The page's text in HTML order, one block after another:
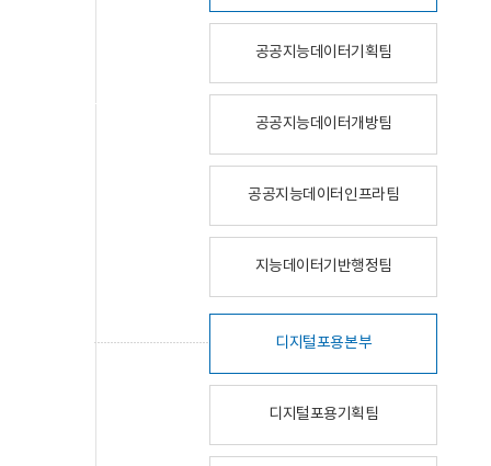
공공지능데이터기획팀
공공지능데이터개방팀
공공지능데이터인프라팀
지능데이터기반행정팀
디지털포용본부
디지털포용기획팀